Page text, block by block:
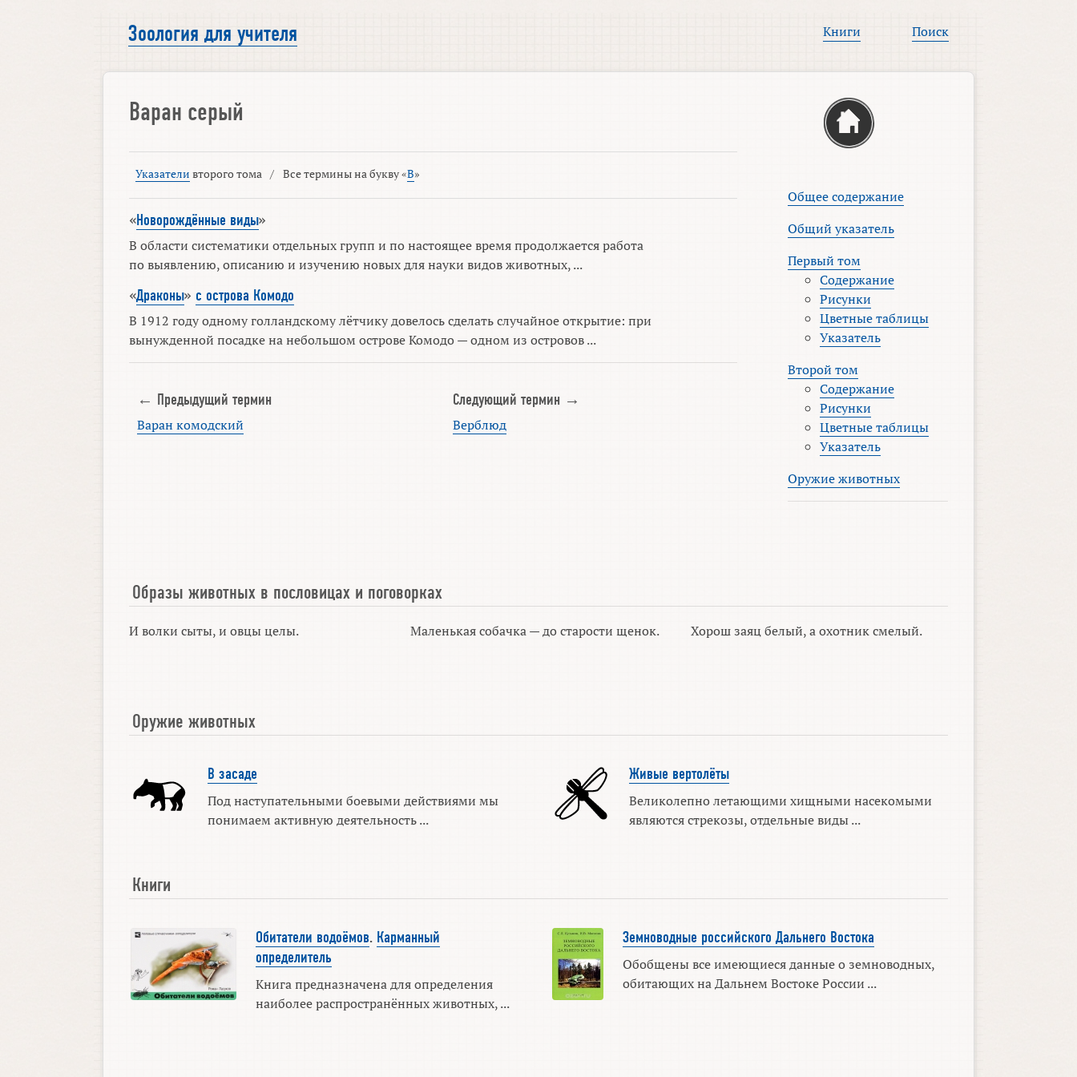
Зоология для учителя Книги Поиск
Варан серый
Указатели второго тома / Все термины на букву «В»
«Новорождённые виды»
В области систематики отдельных групп и по настоящее время продолжается работа
по выявлению, описанию и изучению новых для науки видов животных, ...
«Драконы» с острова Комодо
В 1912 году одному голландскому лётчику довелось сделать случайное открытие: при
вынужденной посадке на небольшом острове Комодо — одном из островов ...
← Предыдущий термин
Варан комодский
Следующий термин →
Верблюд
Общее содержание
Общий указатель
Первый том
Содержание
Рисунки
Цветные таблицы
Указатель
Второй том
Содержание
Рисунки
Цветные таблицы
Указатель
Оружие животных
Образы животных в пословицах и поговорках
И волки сыты, и овцы целы. Маленькая собачка — до старости щенок. Хорош заяц белый, а охотник смелый.
Оружие животных
В засаде
Под наступательными боевыми действиями мы
понимаем активную деятельность ...
Живые вертолёты
Великолепно летающими хищными насекомыми
являются стрекозы, отдельные виды ...
Книги
Обитатели водоёмов. Карманный
определитель
Книга предназначена для определения
наиболее распространённых животных, ...
Земноводные российского Дальнего Востока
Обобщены все имеющиеся данные о земноводных,
обитающих на Дальнем Востоке России ...